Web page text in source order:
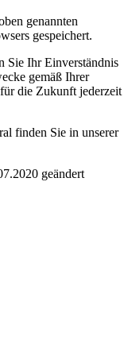
genannten
gespeichert.
Sie Ihr Einverständnis
gemäß Ihrer
die Zukunft jederzeit
finden Sie in unserer
geändert